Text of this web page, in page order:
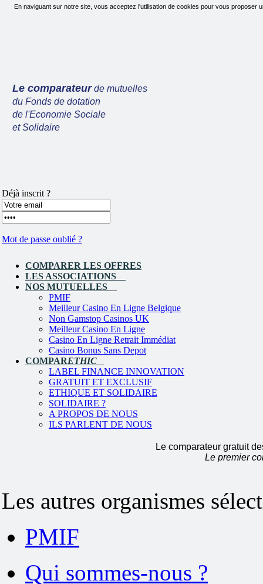
En naviguant sur notre site, vous acceptez l'utilisation de cookies pour vous
Le comparateurde mutuelles
du Fonds de dotation
de l'Economie Sociale
et Solidaire
Déjà inscrit ?
Mot de passe oublié ?
COMPARER LES OFFRES
LES ASSOCIATIONS
NOS MUTUELLES
PMIF
Meilleur Casino En Ligne Belgique
Non Gamstop Casinos UK
Meilleur Casino En Ligne
Casino En Ligne Retrait Immédiat
Casino Bonus Sans Depot
COMPARETHIC
LABEL FINANCE INNOVATION
GRATUIT ET EXCLUSIF
ETHIQUE ET SOLIDAIRE
SOLIDAIRE ?
A PROPOS DE NOUS
ILS PARLENT DE NOUS
Le comparateur gratuit
Le premier
Les autres organismes
PMIF
Qui sommes-nous ?